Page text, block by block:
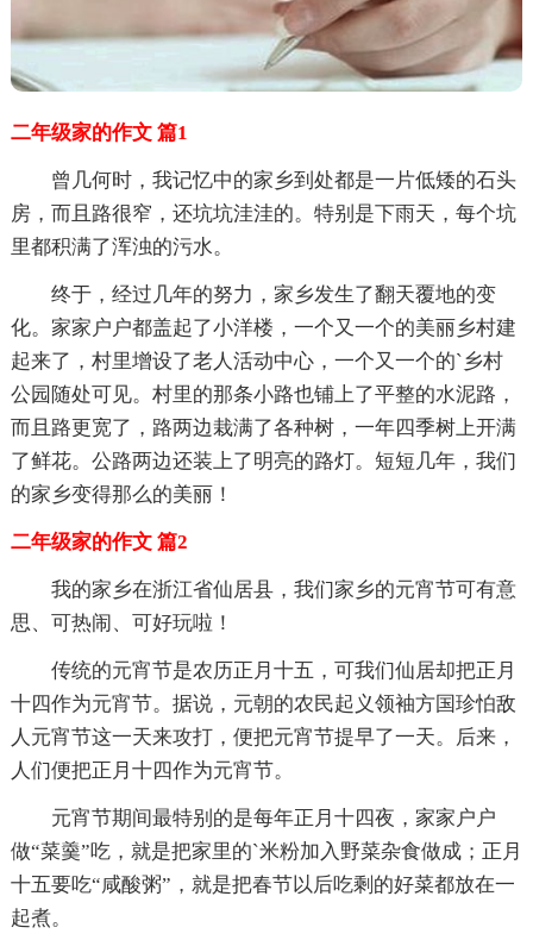
二年级家的作文 篇1
曾几何时，我记忆中的家乡到处都是一片低矮的石头
房，而且路很窄，还坑坑洼洼的。特别是下雨天，每个坑
里都积满了浑浊的污水。
终于，经过几年的努力，家乡发生了翻天覆地的变
化。家家户户都盖起了小洋楼，一个又一个的美丽乡村建
起来了，村里增设了老人活动中心，一个又一个的`乡村
公园随处可见。村里的那条小路也铺上了平整的水泥路，
而且路更宽了，路两边栽满了各种树，一年四季树上开满
了鲜花。公路两边还装上了明亮的路灯。短短几年，我们
的家乡变得那么的美丽！
二年级家的作文 篇2
我的家乡在浙江省仙居县，我们家乡的元宵节可有意
思、可热闹、可好玩啦！
传统的元宵节是农历正月十五，可我们仙居却把正月
十四作为元宵节。据说，元朝的农民起义领袖方国珍怕敌
人元宵节这一天来攻打，便把元宵节提早了一天。后来，
人们便把正月十四作为元宵节。
元宵节期间最特别的是每年正月十四夜，家家户户
做“菜羹”吃，就是把家里的`米粉加入野菜杂食做成；正月
十五要吃“咸酸粥”，就是把春节以后吃剩的好菜都放在一
起煮。